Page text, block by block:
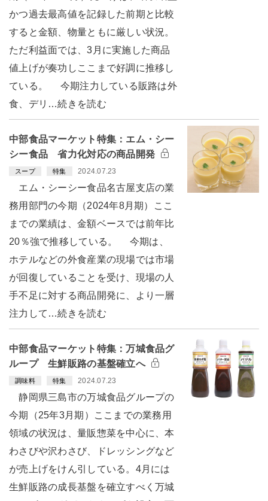
かつ過去最高値を記録した前期と比較
すると金額、物量ともに厳しい状況。
ただ利益面では、3月に実施した商品
値上げが奏功しここまで好調に推移し
ている。 今期注力している販路は外
食、デリ…続きを読む
中部食品マーケット特集：エム・シー
シー食品 省力化対応の商品開発
スープ 特集 2024.07.23
エム・シーシー食品名古屋支店の業
務用部門の今期（2024年8月期）ここ
までの業績は、金額ベースでは前年比
20％強で推移している。 今期は、
ホテルなどの外食産業の現場では市場
が回復していることを受け、現場の人
手不足に対する商品開発に、より一層
注力して…続きを読む
中部食品マーケット特集：万城食品グ
ループ 生鮮販路の基盤確立へ
調味料 特集 2024.07.23
静岡県三島市の万城食品グループの
今期（25年3月期）ここまでの業務用
領域の状況は、量販惣菜を中心に、本
わさびや沢わさび、ドレッシングなど
が売上げをけん引している。4月には
生鮮販路の成長基盤を確立すべく万城